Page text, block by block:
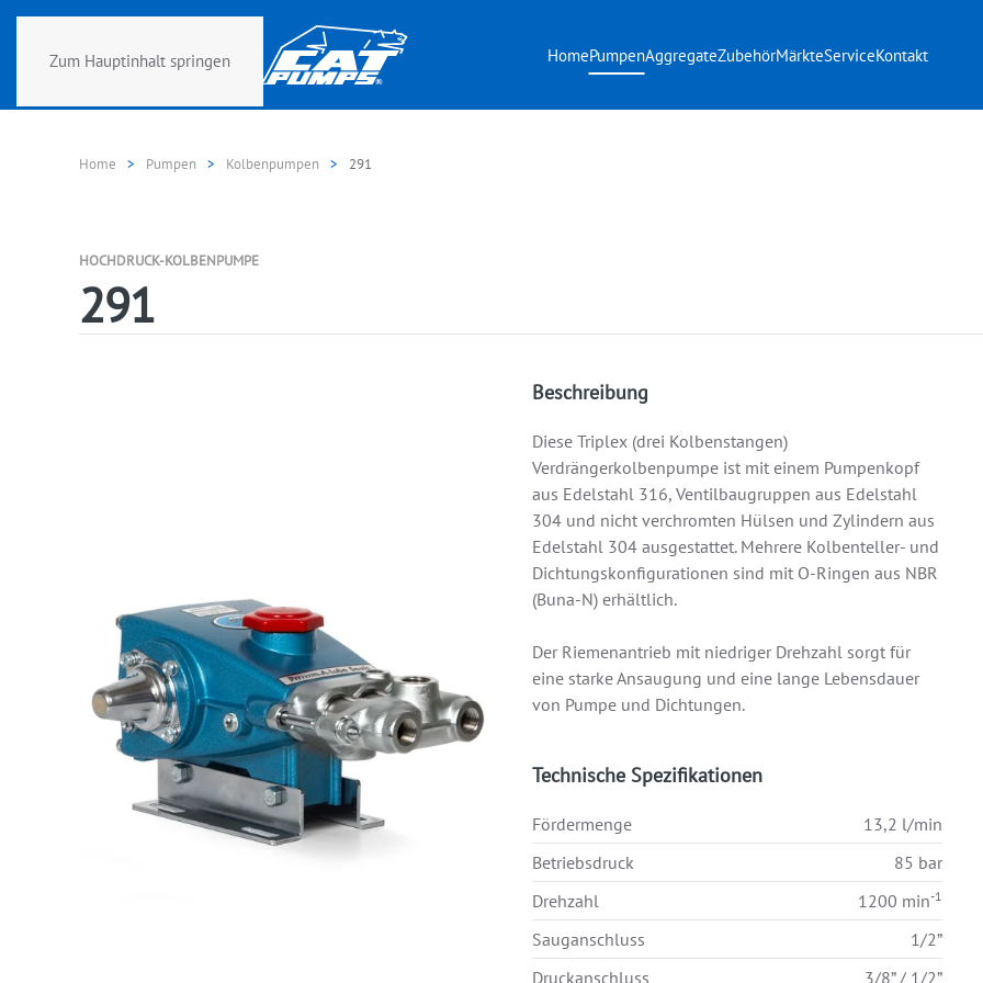
Zum Hauptinhalt springen HomePumpenAggregateZubehörMärkteServiceKontakt
Home Pumpen Kolbenpumpen 291
HOCHDRUCK-KOLBENPUMPE
291
Beschreibung
Diese Triplex (drei Kolbenstangen)
Verdrängerkolbenpumpe ist mit einem Pumpenkopf
aus Edelstahl 316, Ventilbaugruppen aus Edelstahl
304 und nicht verchromten Hülsen und Zylindern aus
Edelstahl 304 ausgestattet. Mehrere Kolbenteller- und
Dichtungskonfigurationen sind mit O-Ringen aus NBR
(Buna-N) erhältlich.
Der Riemenantrieb mit niedriger Drehzahl sorgt für
eine starke Ansaugung und eine lange Lebensdauer
von Pumpe und Dichtungen.
Technische Spezifikationen
Fördermenge
13,2 l/min
Betriebsdruck
85 bar
Drehzahl
1200 min-1
Sauganschluss
1/2”
Druckanschluss
3/8” / 1/2”